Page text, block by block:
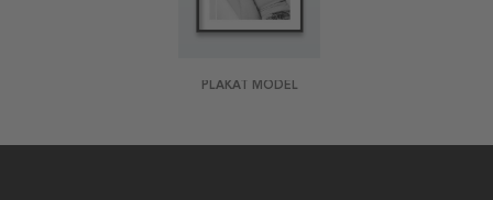
PLAKAT MODEL